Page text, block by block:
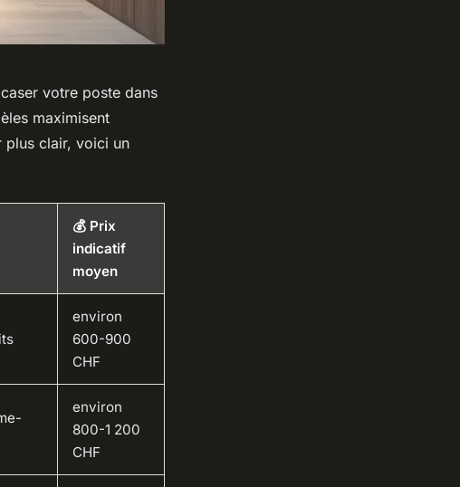
votre poste dans
maximisent
plus clair, voici un
💰 Prix
indicatif
moyen
environ
600-900
CHF
environ
800-1 200
CHF